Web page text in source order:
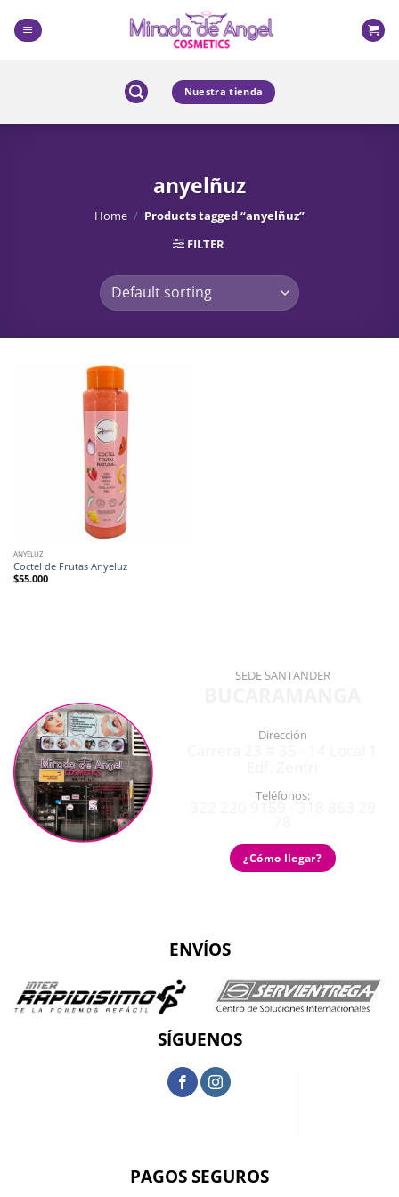
content
Nuestra tienda
anyelñuz
Home / Products tagged “anyelñuz”
FILTER
ANYELUZ
Coctel de Frutas Anyeluz
$55.000
SEDE SANTANDER
Dirección
Teléfonos:
¿Cómo llegar?
ENVÍOS
SÍGUENOS
PAGOS SEGUROS